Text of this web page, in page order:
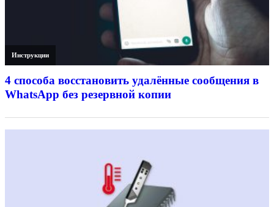
Инструкции
4 способа восстановить удалённые сообщения в
WhatsApp без резервной копии